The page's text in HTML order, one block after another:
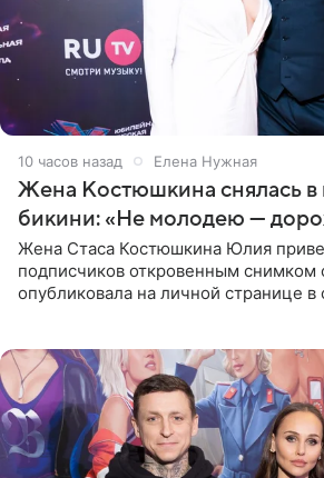
10 часов назад Елена Нужная
Жена Костюшкина снялась
бикини: «Не молодею —
Жена Стаса Костюшкина Юлия
подписчиков откровенным снимком
опубликовала на личной странице в